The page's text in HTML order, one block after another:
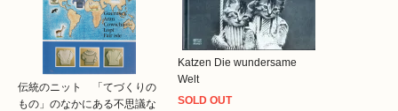
伝統のニット 「てづくりの
もの」のなかにある不思議な
Katzen Die wundersame
Welt
SOLD OUT